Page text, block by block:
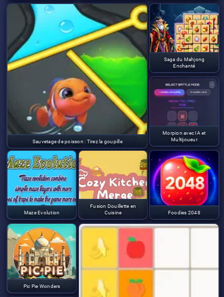
Sauvetage de poisson : Tirez la goupille
Saga du Mahjong
Enchanté
Morpion avec IA et
Multijoueur
Maze Evolution
Fusion Douillette en
Cuisine
Foodies 2048
Pic Pie Wonders